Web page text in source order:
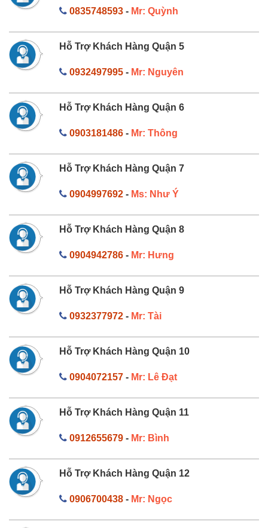
0835748593- Mr: Quỳnh
Hỗ Trợ Khách Hàng Quận 5
0932497995- Mr: Nguyên
Hỗ Trợ Khách Hàng Quận 6
0903181486- Mr: Thông
Hỗ Trợ Khách Hàng Quận 7
0904997692- Ms: Như Ý
Hỗ Trợ Khách Hàng Quận 8
0904942786- Mr: Hưng
Hỗ Trợ Khách Hàng Quận 9
0932377972- Mr: Tài
Hỗ Trợ Khách Hàng Quận 10
0904072157- Mr: Lê Đạt
Hỗ Trợ Khách Hàng Quận 11
0912655679- Mr: Bình
Hỗ Trợ Khách Hàng Quận 12
0906700438- Mr: Ngọc